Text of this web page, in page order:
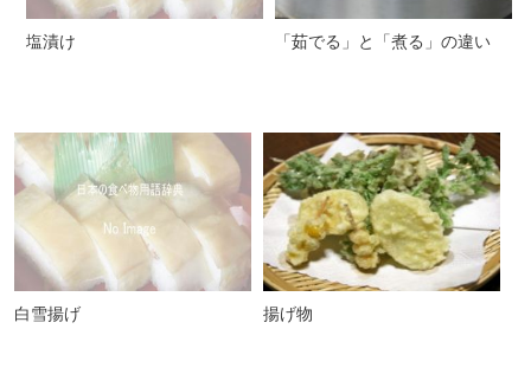
塩漬け 「茹でる」と「煮る」の違い
白雪揚げ 揚げ物